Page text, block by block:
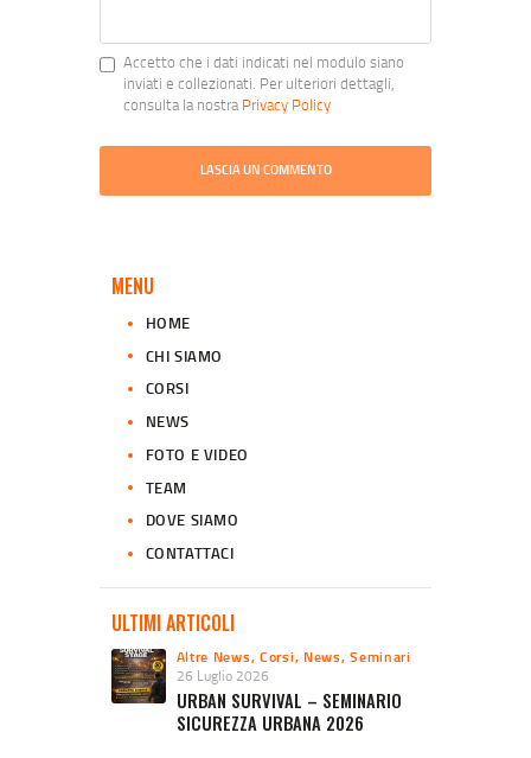
Accetto che i dati indicati nel modulo siano
inviati e collezionati. Per ulteriori dettagli,
consulta la nostraPrivacy Policy
MENU
HOME
CHI SIAMO
CORSI
NEWS
FOTO E VIDEO
TEAM
DOVE SIAMO
CONTATTACI
ULTIMI ARTICOLI
Altre News,Corsi, News,Seminari
26 Luglio 2026
URBAN SURVIVAL – SEMINARIO
SICUREZZA URBANA 2026